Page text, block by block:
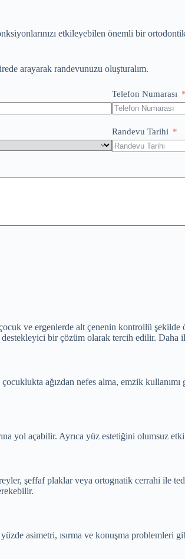
etkileyebilen önemli bir
arayarak randevunuzu oluşturalım.
Telefon Numarası
Randevu Tarihi
ve ergenlerde alt çenenin kontrollü şekilde
bir çözüm olarak tercih edilir.
ağızdan nefes alma, emzik
yol açabilir. Ayrıca yüz estetiğini olumsuz
şeffaf plaklar veya ortognatik cerrahi ile
asimetri, ısırma ve konuşma problemleri